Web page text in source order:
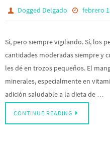
Dogged Delgado febrero
Sí, pero siempre vigilando. Sí, los
cantidades moderadas siempre y
les dé en trozos pequeños. El
minerales, especialmente en
adición saludable a la dieta de …
CONTINUE READING